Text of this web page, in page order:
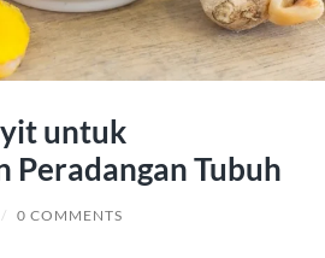
untuk
Peradangan Tubuh
/ 0 COMMENTS